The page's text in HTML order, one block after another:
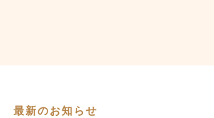
最新のお知らせ